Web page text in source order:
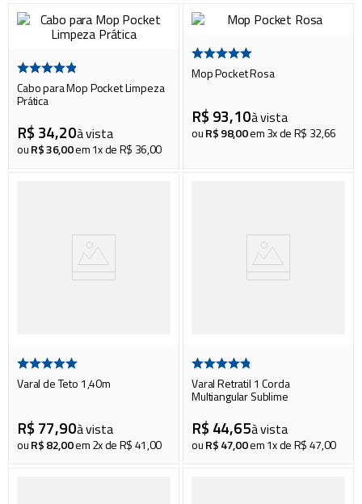
Cabo para Mop Pocket Limpeza
Prática
R$ 34,20à vista
ouR$36,00em1x deR$ 36,00
Mop Pocket Rosa
R$ 93,10à vista
ouR$98,00em3x deR$ 32,66
Varal de Teto 1,40m
R$ 77,90à vista
ouR$82,00em2x deR$41,00
Varal Retratil 1 Corda
Multiangular Sublime
R$ 44,65à vista
ouR$47,00em1x deR$47,00